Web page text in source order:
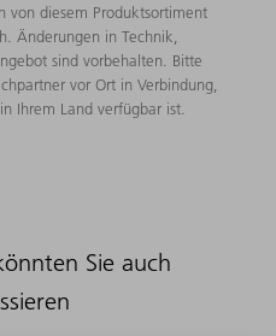
von diesem Produktsortiment
Änderungen in Technik,
sind vorbehalten. Bitte
vor Ort in Verbindung,
Ihrem Land verfügbar ist.
Sie auch